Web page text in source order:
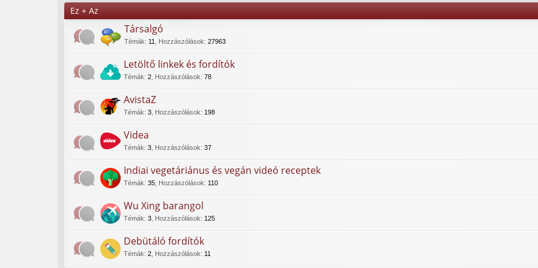
Ez + Az
Társalgó
Témák: 11 Hozzászólások: 27963
Letöltő linkek és fordítók
Témák: 2 Hozzászólások: 78
AvistaZ
Témák: 3 Hozzászólások: 198
Videa
Témák: 3 Hozzászólások: 37
Indiai vegetáriánus és vegán videó receptek
Témák: 35 Hozzászólások: 110
Wu Xing barangol
Témák: 3 Hozzászólások: 125
Debütáló fordítók
Témák: 2 Hozzászólások: 11